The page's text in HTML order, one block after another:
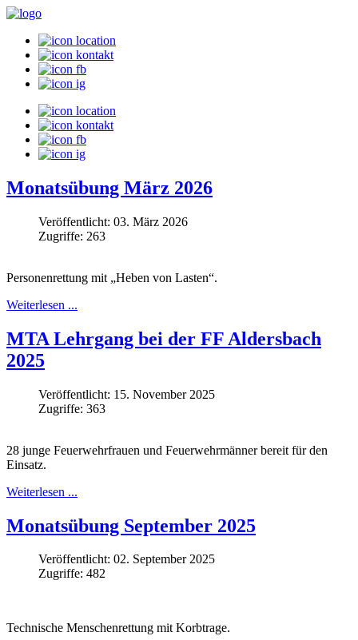
Monatsübung März 2026
Veröffentlicht: 03. März 2026
Zugriffe: 263
Personenrettung mit „Heben von Lasten“.
Weiterlesen ...
MTA Lehrgang bei der FF Aldersbach
2025
Veröffentlicht: 15. November 2025
Zugriffe: 363
28 junge Feuerwehrfrauen und Feuerwehrmänner bereit für den
Einsatz.
Weiterlesen ...
Monatsübung September 2025
Veröffentlicht: 02. September 2025
Zugriffe: 482
Technische Menschenrettung mit Korbtrage.